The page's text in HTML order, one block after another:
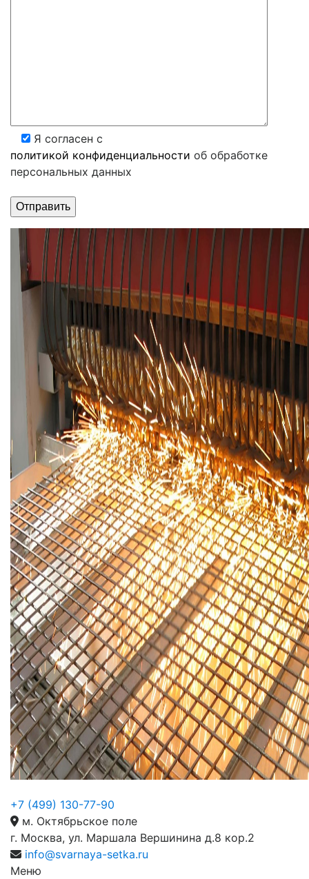
Я согласен с
политикой конфиденциальности об обработке
персональных данных
+7 (499) 130-77-90
м. Октябрьское поле
г. Москва, ул. Маршала Вершинина д.8 кор.2
info@svarnaya-setka.ru
Меню